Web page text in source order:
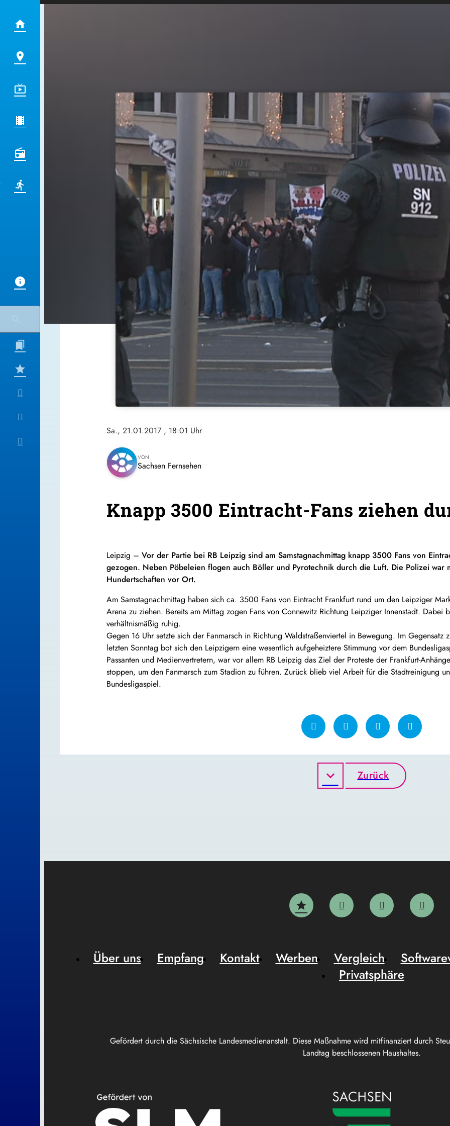
Sa., 21.01.2017 , 18:01 Uhr
VON
Sachsen Fernsehen
Knapp 3500 Eintracht-Fans ziehen
Leipzig – Vor der Partie bei RB Leipzig sind am Samstagnachmittag knapp 3500 Fans von
gezogen. Neben Pöbeleien flogen auch Böller und Pyrotechnik durch die Luft. Die Polizei war
Hundertschaften vor Ort.
Am Samstagnachmittag haben sich ca. 3500 Fans von Eintracht Frankfurt rund um den Leipziger
Arena zu ziehen. Bereits am Mittag zogen Fans von Connewitz Richtung Leipziger Innenstadt.
verhältnismäßig ruhig.
Gegen 16 Uhr setzte sich der Fanmarsch in Richtung Waldstraßenviertel in Bewegung. Im Gegensatz
letzten Sonntag bot sich den Leipzigern eine wesentlich aufgeheiztere Stimmung vor dem
Passanten und Medienvertretern, war vor allem RB Leipzig das Ziel der Proteste der Frankfurt-
stoppen, um den Fanmarsch zum Stadion zu führen. Zurück blieb viel Arbeit für die Stadtreinigung
Bundesligaspiel.
Zurück
Gefördert durch die Sächsische Landesmedienanstalt. Diese Maßnahme wird mitfinanziert durch
Landtag beschlossenen Haushaltes.
Über uns Empfang Kontakt Werben Vergleich
Privatsphäre